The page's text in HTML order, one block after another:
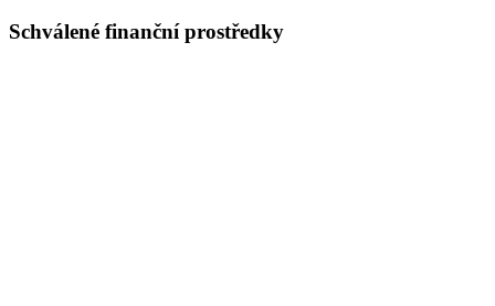
Schválené finanční prostředky